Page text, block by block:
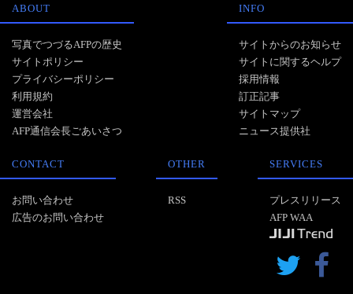
ABOUT
写真でつづるAFPの歴史
サイトポリシー
プライバシーポリシー
利用規約
運営会社
AFP通信会長ごあいさつ
INFO
サイトからのお知らせ
サイトに関するヘルプ
採用情報
訂正記事
サイトマップ
ニュース提供社
CONTACT
お問い合わせ
広告のお問い合わせ
OTHER
RSS
SERVICES
プレスリリース
AFP WAA